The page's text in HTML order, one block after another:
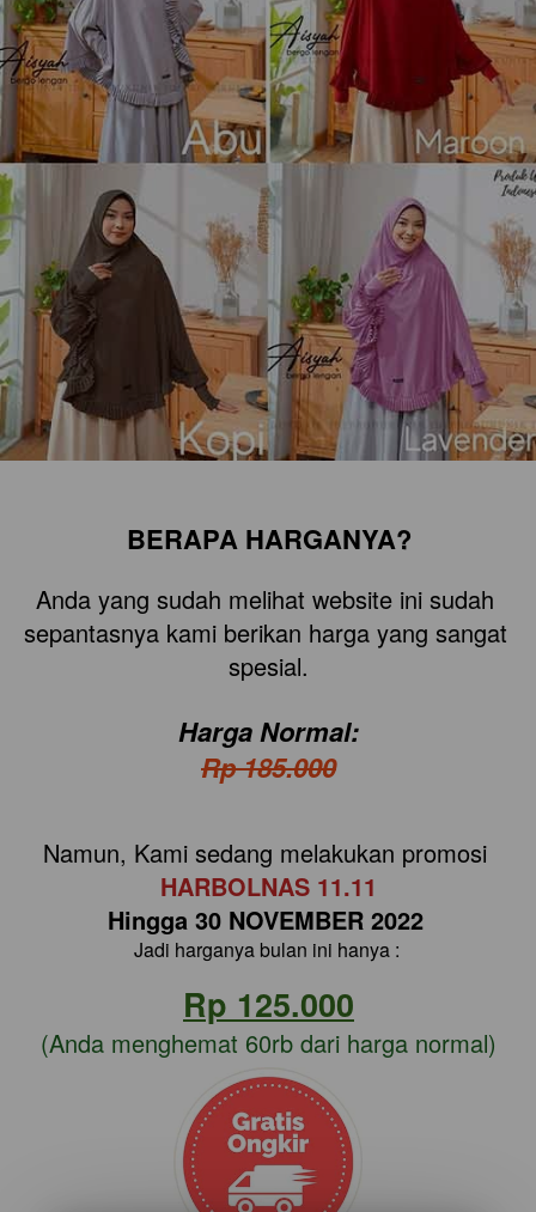
BERAPA HARGANYA?
Anda yang sudah melihat website ini sudah
sepantasnya kami berikan harga yang sangat
spesial.
Harga Normal:
Rp 185.000
Namun, Kami sedang melakukan promosi
HARBOLNAS 11.11
Hingga 30 NOVEMBER 2022
Jadi harganya bulan ini hanya :
Rp 125.000
(Anda menghemat 60rb dari harga normal)